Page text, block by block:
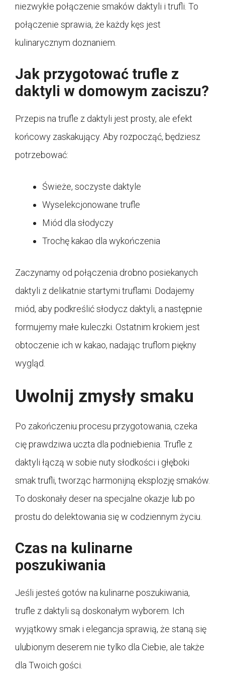
niezwykłe połączenie smaków daktyli i trufli. To
połączenie sprawia, że każdy kęs jest
kulinarycznym doznaniem.
Jak przygotować trufle z
daktyli w domowym zaciszu?
Przepis na trufle z daktyli jest prosty, ale efekt
końcowy zaskakujący. Aby rozpocząć, będziesz
potrzebować:
Świeże, soczyste daktyle
Wyselekcjonowane trufle
Miód dla słodyczy
Trochę kakao dla wykończenia
Zaczynamy od połączenia drobno posiekanych
daktyli z delikatnie startymi truflami. Dodajemy
miód, aby podkreślić słodycz daktyli, a następnie
formujemy małe kuleczki. Ostatnim krokiem jest
obtoczenie ich w kakao, nadając truflom piękny
wygląd.
Uwolnij zmysły smaku
Po zakończeniu procesu przygotowania, czeka
cię prawdziwa uczta dla podniebienia. Trufle z
daktyli łączą w sobie nuty słodkości i głęboki
smak trufli, tworząc harmonijną eksplozję smaków.
To doskonały deser na specjalne okazje lub po
prostu do delektowania się w codziennym życiu.
Czas na kulinarne
poszukiwania
Jeśli jesteś gotów na kulinarne poszukiwania,
trufle z daktyli są doskonałym wyborem. Ich
wyjątkowy smak i elegancja sprawią, że staną się
ulubionym deserem nie tylko dla Ciebie, ale także
dla Twoich gości.